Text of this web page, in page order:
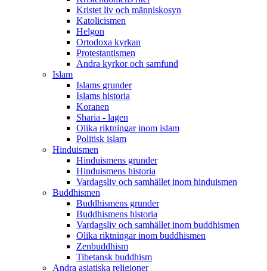
Kristet liv och människosyn
Katolicismen
Helgon
Ortodoxa kyrkan
Protestantismen
Andra kyrkor och samfund
Islam
Islams grunder
Islams historia
Koranen
Sharia - lagen
Olika riktningar inom islam
Politisk islam
Hinduismen
Hinduismens grunder
Hinduismens historia
Vardagsliv och samhället inom hinduismen
Buddhismen
Buddhismens grunder
Buddhismens historia
Vardagsliv och samhället inom buddhismen
Olika riktningar inom buddhismen
Zenbuddhism
Tibetansk buddhism
Andra asiatiska religioner